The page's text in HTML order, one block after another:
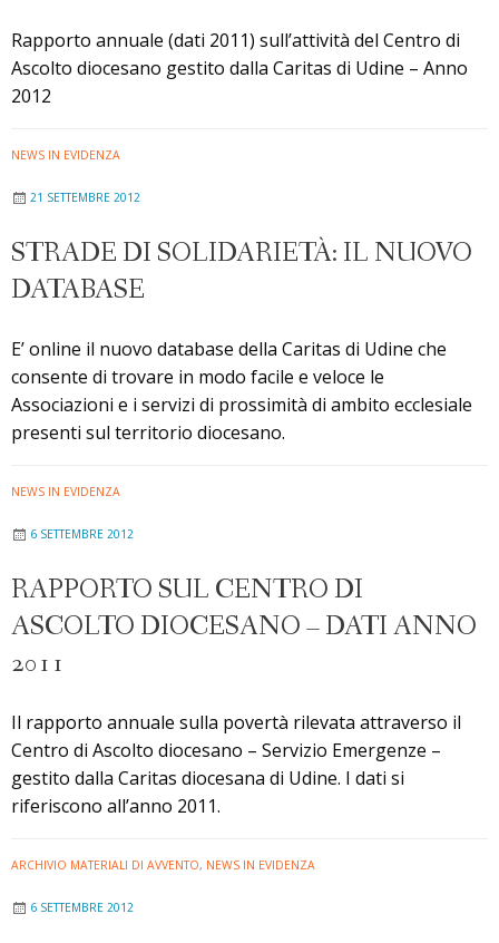
Rapporto annuale (dati 2011) sull’attività del Centro di
Ascolto diocesano gestito dalla Caritas di Udine – Anno
2012
NEWS IN EVIDENZA
21 SETTEMBRE 2012
STRADE DI SOLIDARIETÀ: IL NUOVO
DATABASE
E’ online il nuovo database della Caritas di Udine che
consente di trovare in modo facile e veloce le
Associazioni e i servizi di prossimità di ambito ecclesiale
presenti sul territorio diocesano.
NEWS IN EVIDENZA
6 SETTEMBRE 2012
RAPPORTO SUL CENTRO DI
ASCOLTO DIOCESANO – DATI ANNO
2011
Il rapporto annuale sulla povertà rilevata attraverso il
Centro di Ascolto diocesano – Servizio Emergenze –
gestito dalla Caritas diocesana di Udine. I dati si
riferiscono all’anno 2011.
ARCHIVIO MATERIALI DI AVVENTO, NEWS IN EVIDENZA
6 SETTEMBRE 2012